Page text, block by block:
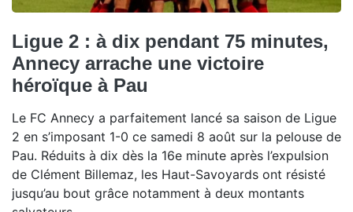
Ligue 2 : à dix pendant 75 minutes,
Annecy arrache une victoire
héroïque à Pau
Le FC Annecy a parfaitement lancé sa saison de Ligue
2 en s’imposant 1-0 ce samedi 8 août sur la pelouse de
Pau. Réduits à dix dès la 16e minute après l’expulsion
de Clément Billemaz, les Haut-Savoyards ont résisté
jusqu’au bout grâce notamment à deux montants